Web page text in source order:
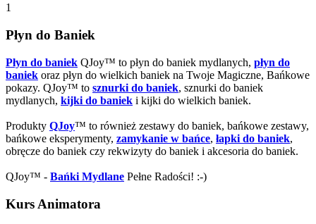
1
Płyn do Baniek
Płyn do baniek QJoy™ to płyn do baniek mydlanych, płyn do
baniek oraz płyn do wielkich baniek na Twoje Magiczne, Bańkowe
pokazy. QJoy™ to sznurki do baniek, sznurki do baniek
mydlanych, kijki do baniek i kijki do wielkich baniek.
Produkty QJoy™ to również zestawy do baniek, bańkowe zestawy,
bańkowe eksperymenty, zamykanie w bańce, łapki do baniek,
obręcze do baniek czy rekwizyty do baniek i akcesoria do baniek.
QJoy™ - Bańki Mydlane Pełne Radości! :-)
Kurs Animatora